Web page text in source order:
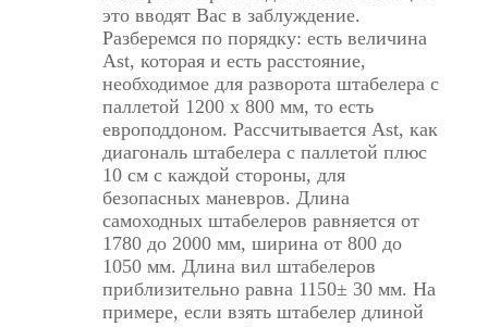
это вводят Вас в заблуждение.
Разберемся по порядку: есть величина
Ast, которая и есть расстояние,
необходимое для разворота штабелера с
паллетой 1200 х 800 мм, то есть
европоддоном. Рассчитывается Ast, как
диагональ штабелера с паллетой плюс
10 см с каждой стороны, для
безопасных маневров. Длина
самоходных штабелеров равняется от
1780 до 2000 мм, ширина от 800 до
1050 мм. Длина вил штабелеров
приблизительно равна 1150± 30 мм. На
примере, если взять штабелер длиной